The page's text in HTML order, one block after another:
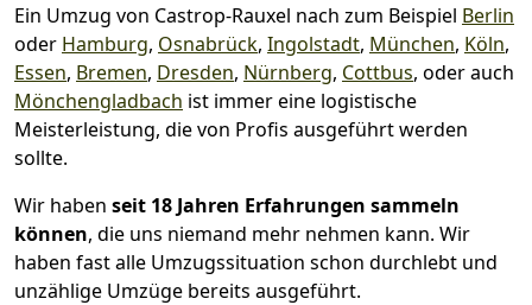
Ein Umzug von Castrop-Rauxel nach zum Beispiel Berlin
oder Hamburg, Osnabrück, Ingolstadt, München, Köln,
Essen, Bremen, Dresden, Nürnberg, Cottbus, oder auch
Mönchen­gladbach ist immer eine logistische
Meisterleistung, die von Profis ausgeführt werden
sollte.
Wir haben seit 18 Jahren Erfahrungen sammeln
können, die uns niemand mehr nehmen kann. Wir
haben fast alle Umzugssituation schon durchlebt und
unzählige Umzüge bereits ausgeführt.